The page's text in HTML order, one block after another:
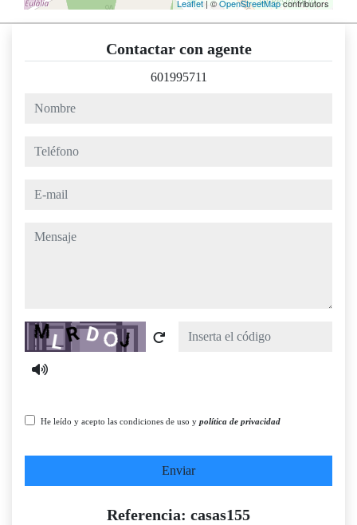
Leaflet | ©OpenStreetMapcontributors
Contactar con agente
601995711
nombre
teléfono
e-mail
mensaje
Captcha
He leído y acepto las condiciones de uso y política de privacidad
Enviar
Referencia: casas155